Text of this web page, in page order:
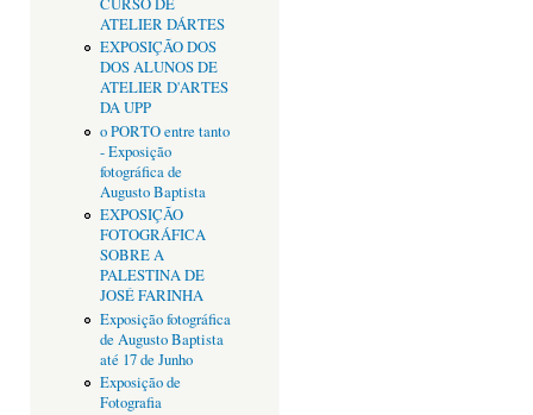
ATELIER DÁRTES
EXPOSIÇÃO DOS
DOS ALUNOS DE
ATELIER D'ARTES
DA UPP
o PORTO entre tanto
- Exposição
fotográfica de
Augusto Baptista
EXPOSIÇÃO
FOTOGRÁFICA
SOBRE A
PALESTINA DE
JOSÉ FARINHA
Exposição fotográfica
de Augusto Baptista
até 17 de Junho
Exposição de
Fotografia